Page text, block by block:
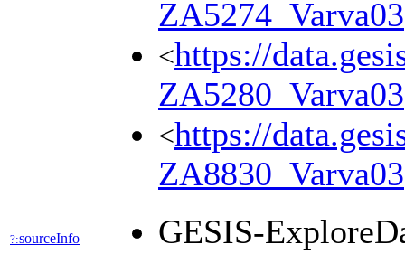
ZA5274_Varva03
<https://
ZA5280_Varva03
<https://
ZA8830_Varva03
?:sourceInfo GESIS-